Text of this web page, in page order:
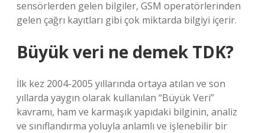
sensörlerden gelen bilgiler, GSM operatörlerinden
gelen çağrı kayıtları gibi çok miktarda bilgiyi içerir.
Büyük veri ne demek TDK?
İlk kez 2004-2005 yıllarında ortaya atılan ve son
yıllarda yaygın olarak kullanılan “Büyük Veri”
kavramı, ham ve karmaşık yapıdaki bilginin, analiz
ve sınıflandırma yoluyla anlamlı ve işlenebilir bir